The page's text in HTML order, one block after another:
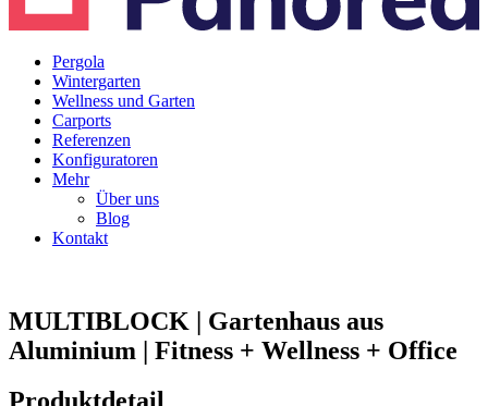
Pergola
Wintergarten
Wellness und Garten
Carports
Referenzen
Konfiguratoren
Mehr
Über uns
Blog
Kontakt
MULTIBLOCK | Gartenhaus aus
Aluminium | Fitness + Wellness + Office